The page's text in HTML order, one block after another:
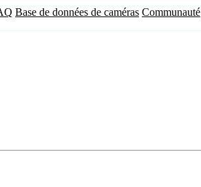
Base de données de caméras Communauté